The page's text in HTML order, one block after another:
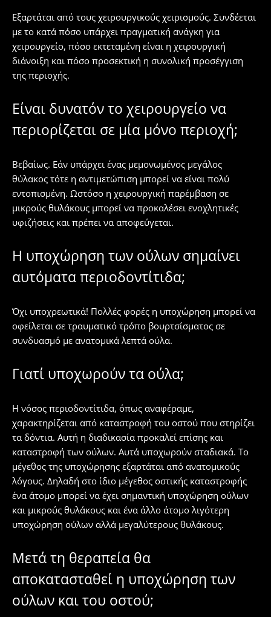
Εξαρτάται από τους χειρουργικούς χειρισμούς. Συνδέεται
με το κατά πόσο υπάρχει πραγματική ανάγκη για
χειρουργείο, πόσο εκτεταμένη είναι η χειρουργική
διάνοιξη και πόσο προσεκτική η συνολική προσέγγιση
της περιοχής.
Είναι δυνατόν το χειρουργείο να
περιορίζεται σε μία μόνο περιοχή;
Βεβαίως. Εάν υπάρχει ένας μεμονωμένος μεγάλος
θύλακος τότε η αντιμετώπιση μπορεί να είναι πολύ
εντοπισμένη. Ωστόσο η χειρουργική παρέμβαση σε
μικρούς θυλάκους μπορεί να προκαλέσει ενοχλητικές
υφιζήσεις και πρέπει να αποφεύγεται.
Η υποχώρηση των ούλων σημαίνει
αυτόματα περιοδοντίτιδα;
Όχι υποχρεωτικά! Πολλές φορές η υποχώρηση μπορεί να
οφείλεται σε τραυματικό τρόπο βουρτσίσματος σε
συνδυασμό με ανατομικά λεπτά ούλα.
Γιατί υποχωρούν τα ούλα;
Η νόσος περιοδοντίτιδα, όπως αναφέραμε,
χαρακτηρίζεται από καταστροφή του οστού που στηρίζει
τα δόντια. Αυτή η διαδικασία προκαλεί επίσης και
καταστροφή των ούλων. Αυτά υποχωρούν σταδιακά. Το
μέγεθος της υποχώρησης εξαρτάται από ανατομικούς
λόγους. Δηλαδή στο ίδιο μέγεθος οστικής καταστροφής
ένα άτομο μπορεί να έχει σημαντική υποχώρηση ούλων
και μικρούς θυλάκους και ένα άλλο άτομο λιγότερη
υποχώρηση ούλων αλλά μεγαλύτερους θυλάκους.
Μετά τη θεραπεία θα
αποκατασταθεί η υποχώρηση των
ούλων και του οστού;